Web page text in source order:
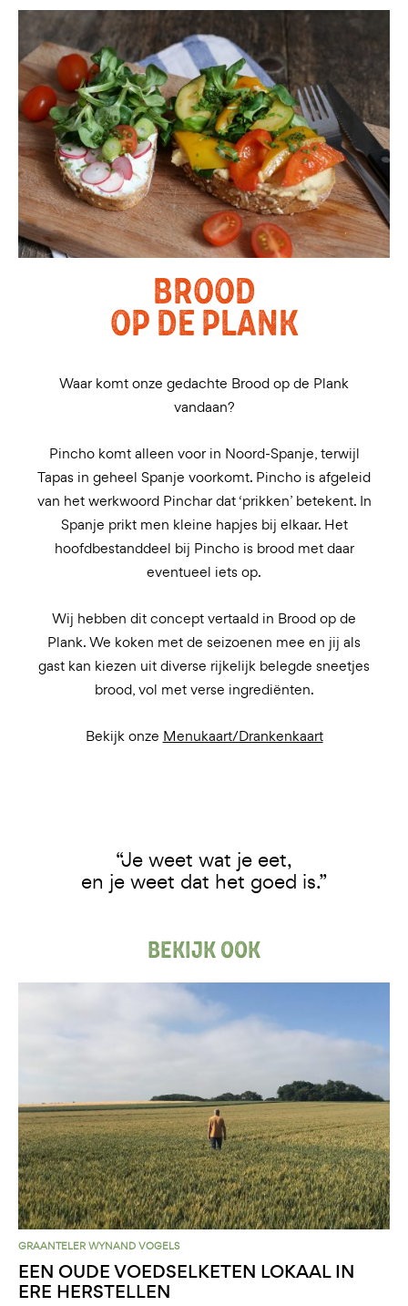
BROOD
OP DE PLANK
Waar komt onze gedachte Brood op de Plank
vandaan?
Pincho komt alleen voor in Noord-Spanje, terwijl
Tapas in geheel Spanje voorkomt. Pincho is afgeleid
van het werkwoord Pinchar dat ‘prikken’ betekent. In
Spanje prikt men kleine hapjes bij elkaar. Het
hoofdbestanddeel bij Pincho is brood met daar
eventueel iets op.
Wij hebben dit concept vertaald in Brood op de
Plank. We koken met de seizoenen mee en jij als
gast kan kiezen uit diverse rijkelijk belegde sneetjes
brood, vol met verse ingrediënten.
Bekijk onze Menukaart/Drankenkaart
“Je weet wat je eet,
en je weet dat het goed is.”
BEKIJK OOK
GRAANTELER WYNAND VOGELS
EEN OUDE VOEDSELKETEN LOKAAL IN
ERE HERSTELLEN